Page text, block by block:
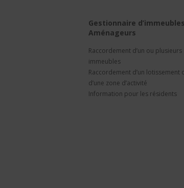
Gestionnaire
Aménageurs
Raccordement d’un ou plusieurs
immeubles
Raccordement d’un lotissement
d’une zone d’activité
Information pour les résidents